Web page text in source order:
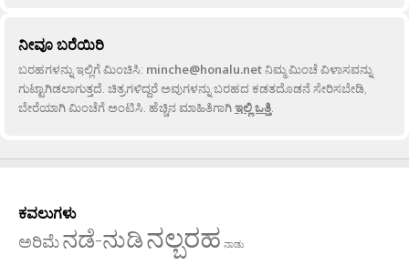
ನೀವೂ ಬರೆಯಿರಿ
ಬರಹಗಳನ್ನು ಇಲ್ಲಿಗೆ ಮಿಂಚಿಸಿ: minche@honalu.netನಿಮ್ಮ ಮಿಂಚೆ ವಿಳಾಸವನ್ನು
ಗುಟ್ಟಾಗಿಡಲಾಗುತ್ತದೆ. ಚಿತ್ರಗಳಿದ್ದರೆ ಅವುಗಳನ್ನು ಬರಹದ ಕಡತದೊಡನೆ ಸೇರಿಸಬೇಡಿ,
ಬೇರೆಯಾಗಿ ಮಿಂಚೆಗೆ ಅಂಟಿಸಿ. ಹೆಚ್ಚಿನ ಮಾಹಿತಿಗಾಗಿಇಲ್ಲಿ ಒತ್ತಿ.
ಕವಲುಗಳು
ಅರಿಮೆನಡೆ-ನುಡಿನಲ್ಬರಹ ನಾಡು